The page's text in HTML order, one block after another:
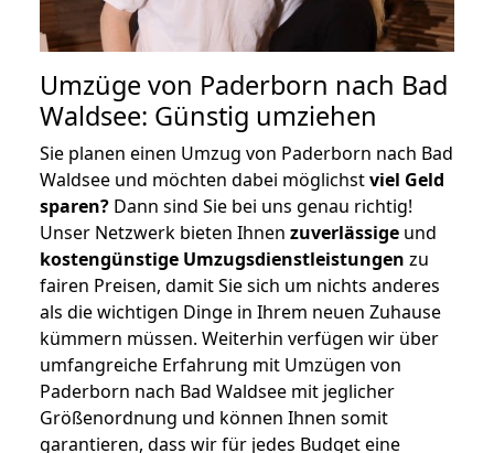
Umzüge von Paderborn nach Bad
Waldsee: Günstig umziehen
Sie planen einen Umzug von Paderborn nach Bad
Waldsee und möchten dabei möglichstviel Geld
sparen? Dann sind Sie bei uns genau richtig!
Unser Netzwerk bieten Ihnen zuverlässige und
kostengünstige Umzugsdienstleistungen zu
fairen Preisen, damit Sie sich um nichts anderes
als die wichtigen Dinge in Ihrem neuen Zuhause
kümmern müssen. Weiterhin verfügen wir über
umfangreiche Erfahrung mit Umzügen von
Paderborn nach Bad Waldsee mit jeglicher
Größenordnung und können Ihnen somit
garantieren, dass wir für jedes Budget eine